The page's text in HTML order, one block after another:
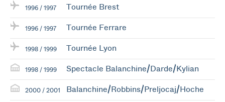
1996 / 1997 Tournée Brest
1996 / 1997 Tournée Ferrare
1998 / 1999 Tournée Lyon
1998 / 1999 Spectacle Balanchine/Darde/Kylian
2000 / 2001 Balanchine/Robbins/Preljocaj/Hoche